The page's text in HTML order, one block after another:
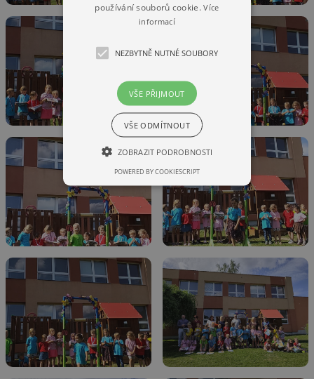
používání souborů cookie.Více
informací
NEZBYTNĚ NUTNÉ SOUBORY
VŠE PŘIJMOUT
VŠE ODMÍTNOUT
ZOBRAZIT PODROBNOSTI
POWERED BY COOKIESCRIPT